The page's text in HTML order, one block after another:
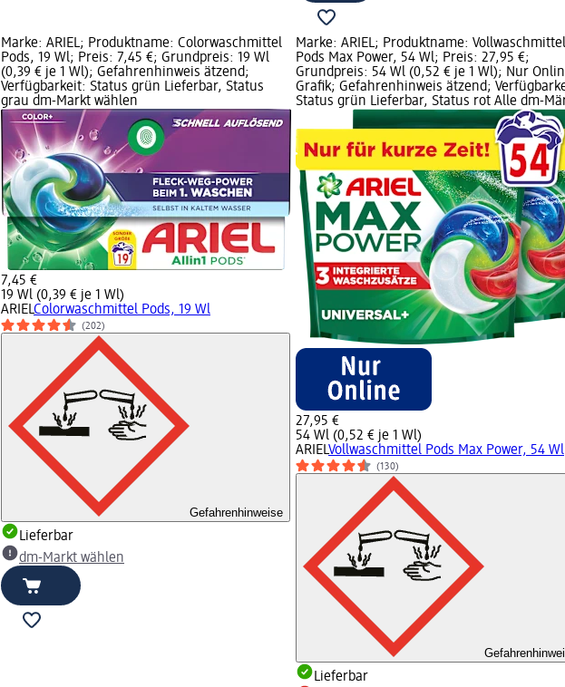
Marke: ARIEL; Produktname: Colorwaschmittel
Pods, 19 Wl; Preis: 7,45 €; Grundpreis: 19 Wl
(0,39 € je 1 Wl); Gefahrenhinweis ätzend;
Verfügbarkeit: Status grün Lieferbar, Status
grau dm-Markt wählen
7,45 €
19 Wl (0,39 € je 1 Wl)
ARIELColorwaschmittel Pods, 19 Wl
(202)
Gefahrenhinweise
Lieferbar
dm-Markt wählen
Marke: ARIEL; Produktname: Vollwaschmittel
Pods Max Power, 54 Wl; Preis: 27,95 €;
Grundpreis: 54 Wl (0,52 € je 1 Wl); Nur
Grafik; Gefahrenhinweis ätzend;
Status grün Lieferbar, Status rot Alle dm-
27,95 €
54 Wl (0,52 € je 1 Wl)
ARIELVollwaschmittel Pods Max Power, 54 Wl
(130)
Lieferbar